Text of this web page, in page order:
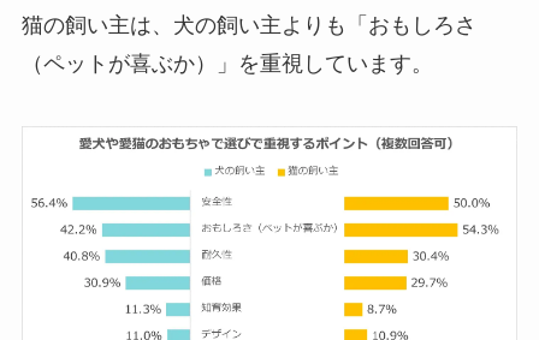
猫の飼い主は、犬の飼い主よりも「おもしろさ
（ペットが喜ぶか）」を重視しています。